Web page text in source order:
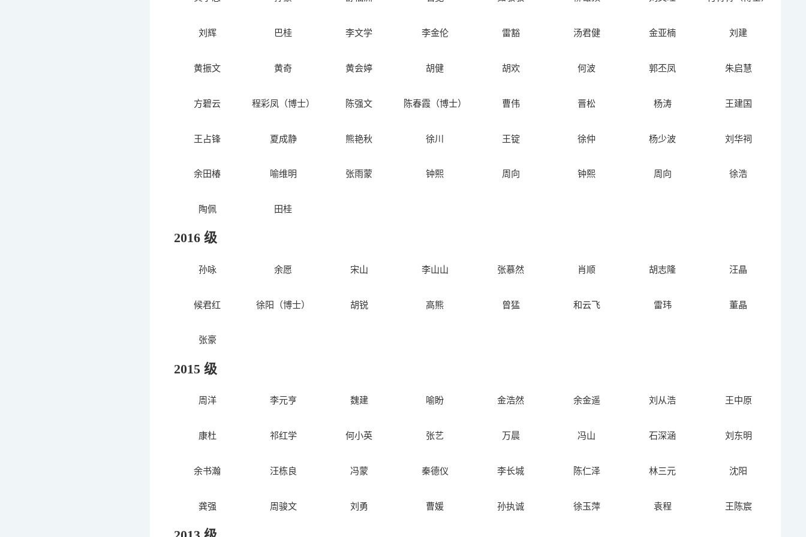
刘辉 巴桂 李文学 李金伦 雷豁 汤君健 金亚楠 刘建
黄振文 黄奇 黄会婷 胡健 胡欢 何波 郭丕凤 朱启慧
方碧云 程彩凤（博士） 陈强文 陈春霞（博士） 曹伟 晋松 杨涛 王建国
王占锋 夏成静 熊艳秋 徐川 王锭 徐仲 杨少波 刘华祠
余田椿 喻维明 张雨蒙 钟熙 周向 钟熙 周向 徐浩
陶佩 田桂
2016 级
孙咏 余愿 宋山 李山山 张慕然 肖顺 胡志隆 汪晶
候君红 徐阳（博士） 胡锐 高熊 曾猛 和云飞 雷玮 董晶
张豪
2015 级
周洋 李元亨 魏建 喻盼 金浩然 余金遥 刘从浩 王中原
康杜 祁红学 何小英 张艺 万晨 冯山 石深涵 刘东明
余书瀚 汪栋良 冯蒙 秦德仪 李长城 陈仁泽 林三元 沈阳
龚强 周骏文 刘勇 曹媛 孙执诚 徐玉萍 袁程 王陈宸